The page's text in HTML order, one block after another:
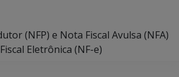
(NFP) e Nota Fiscal Avulsa (NFA)
Eletrônica (NF-e)